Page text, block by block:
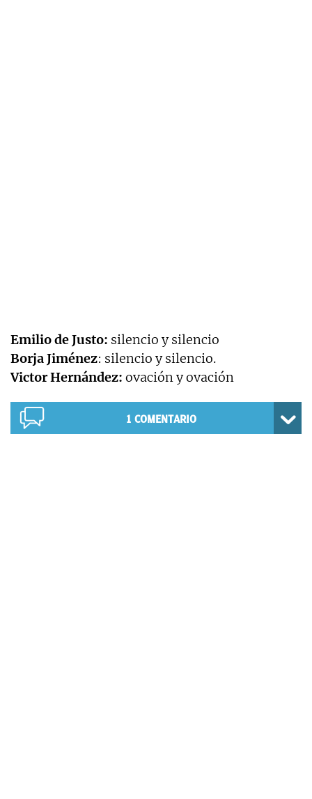
Emilio de Justo: silencio y silencio
Borja Jiménez: silencio y silencio.
Victor Hernández: ovación y ovación
1 COMENTARIO